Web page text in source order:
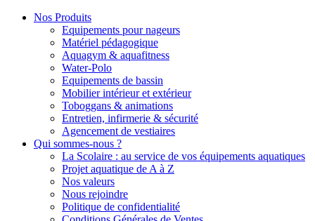
Nos Produits
Equipements pour nageurs
Matériel pédagogique
Aquagym & aquafitness
Water-Polo
Equipements de bassin
Mobilier intérieur et extérieur
Toboggans & animations
Entretien, infirmerie & sécurité
Agencement de vestiaires
Qui sommes-nous ?
La Scolaire : au service de vos équipements aquatiques
Projet aquatique de A à Z
Nos valeurs
Nous rejoindre
Politique de confidentialité